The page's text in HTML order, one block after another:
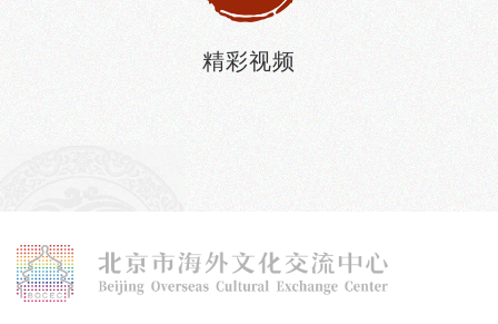
精彩视频